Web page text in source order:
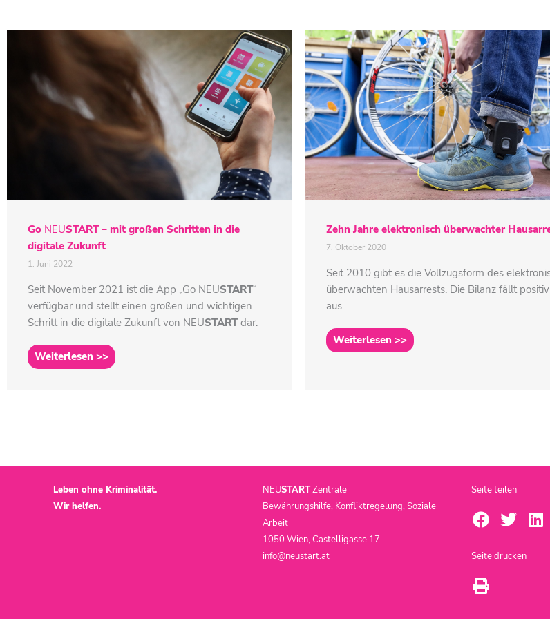
Go NEUSTART– mit großen Schritten in die
digitale Zukunft
1. Juni 2022
Seit November 2021 ist die App „Go NEUSTART“
verfügbar und stellt einen großen und wichtigen
Schritt in die digitale Zukunft von NEUSTARTdar.
Weiterlesen >>
Zehn Jahre elektronisch überwachter
7. Oktober 2020
Seit 2010 gibt es die Vollzugsform des
überwachten Hausarrests. Die Bilanz fällt positiv
aus.
Weiterlesen >>
Leben ohne Kriminalität.
Wir helfen.
NEUSTARTZentrale
Bewährungshilfe, Konfliktregelung, Soziale
Arbeit
1050 Wien, Castelligasse 17
info@neustart.at
Seite teilen
Seite drucken